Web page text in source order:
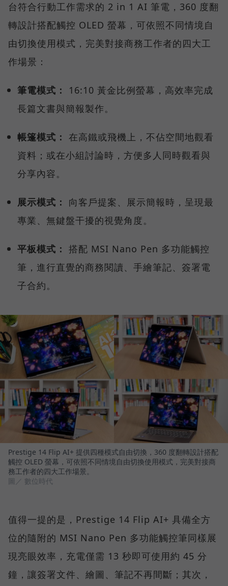
台符合行動工作需求的 2 in 1 AI 筆電，360 度翻
轉設計搭配觸控 OLED 螢幕，可依照不同情境自
由切換使用模式，完美對接商務工作者的四大工
作場景：
筆電模式：
16:10 黃金比例螢幕，高效率完成
長篇文書與簡報製作。
帳篷模式： 在高鐵或飛機上，不佔空間地觀看
資料；或在小組討論時，方便多人同時觀看與
分享內容。
展示模式：
向客戶提案、展示簡報時，呈現最
專業、無鍵盤干擾的視覺角度。
平板模式： 搭配 MSI Nano Pen 多功能觸控
筆，進行直覺的商務閱讀、手繪筆記、簽署電
子合約。
Prestige 14 Flip AI+ 提供四種模式自由切換，360 度翻轉設計搭配
觸控 OLED 螢幕，可依照不同情境自由切換使用模式，完美對接商
務工作者的四大工作場景。
圖／ 數位時代
值得一提的是，Prestige 14 Flip AI+ 具備全方
位的隨附的 MSI Nano Pen 多功能觸控筆同樣展
現亮眼效率，充電僅需 13 秒即可使用約 45 分
鐘，讓簽署文件、繪圖、筆記不再間斷；其次，